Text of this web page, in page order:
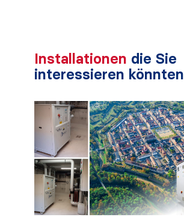
Installationen die Sie
interessieren könnten